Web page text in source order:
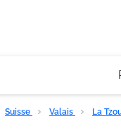
Suisse Valais La